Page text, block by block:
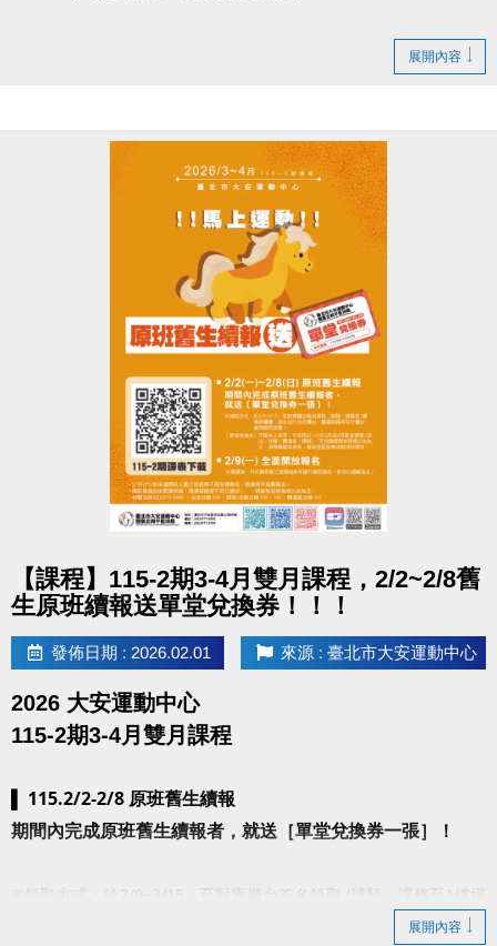
網路預約請點我(開啟新視窗)
▪︎ 大安APP 長佳Sports+ APP傳送門⬇
APPLE 傳送門點我(開啟新視窗)
google play 傳送門點我(開啟新視窗)
電話洽詢 場務組(02)2377-0300分機103、104
展開內容
【課程】115-2期3-4月雙月課程，2/2~2/8舊
生原班續報送單堂兌換券！！！
發佈日期 : 2026.02.01 來源 : 臺北市大安運動中心
2026 大安運動中心
115-2期3-4月雙月課程
115.2/2-2/8 原班舊生續報
期間內完成原班舊生續報者，就送［單堂兌換券一張］！
※領取方式：於2/9~3/15，至對應櫃台簽名領取 (球類、課務至1樓場
務櫃檯、游泳至B1泳池櫃台、體適能課程至3F櫃台，逾時視同放棄。
展開內容